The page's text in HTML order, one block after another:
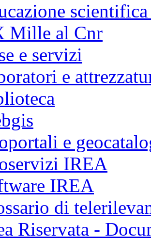
Mille al Cnr
e servizi
e
e
IREA
IREA
di
Riservata -